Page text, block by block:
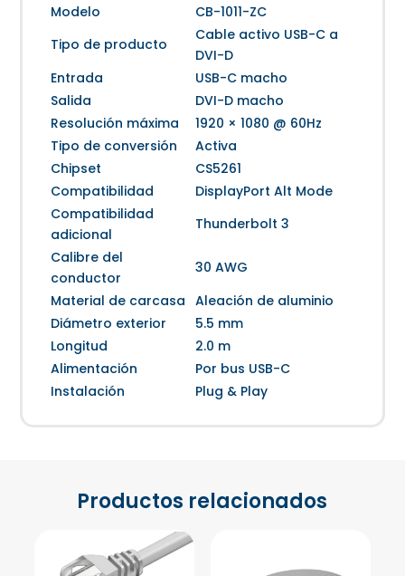
Modelo
CB-1011-ZC
Tipo de producto
Cable activo USB-C a
DVI-D
Entrada
USB-C macho
Salida
DVI-D macho
Resolución máxima
1920 × 1080 @ 60Hz
Tipo de conversión
Activa
Chipset
CS5261
Compatibilidad
DisplayPort Alt Mode
Compatibilidad
adicional
Thunderbolt 3
Calibre del
conductor
30 AWG
Material de carcasa
Aleación de aluminio
Diámetro exterior
5.5 mm
Longitud
2.0 m
Alimentación
Por bus USB-C
Instalación
Plug & Play
Productos relacionados